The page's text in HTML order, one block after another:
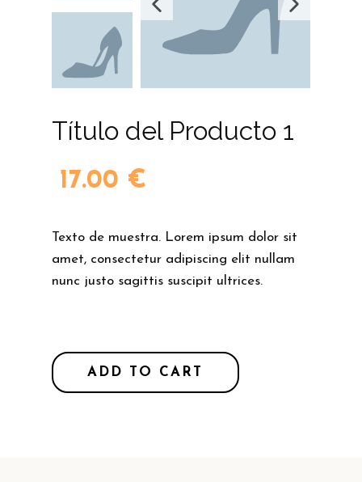
Título del Producto 1
17.00 €
Texto de muestra. Lorem ipsum dolor sit
amet, consectetur adipiscing elit nullam
nunc justo sagittis suscipit ultrices.
ADD TO CART